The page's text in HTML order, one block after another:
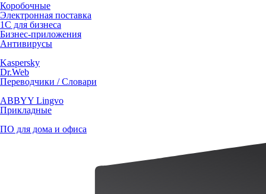
Коробочные
Электронная поставка
1С для бизнеса
Бизнес-приложения
Антивирусы
Kaspersky
Dr.Web
Переводчики / Словари
ABBYY Lingvo
Прикладные
ПО для дома и офиса